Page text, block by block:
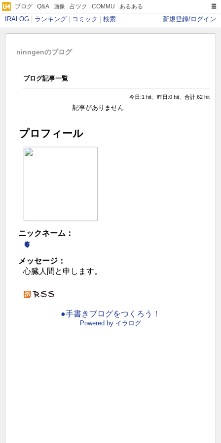
ブログ Q&A| 画像 占ツク COMMU あるある
IRALOG ランキング コミック 検索 新規登録/ログイン
ninngenのブログ
ブログ記事一覧
今日:1 hit、昨日:0 hit、合計:62 hit
記事がありません
プロフィール
ニックネーム：
🫀
メッセージ：
心臓人間と申します。
●手書きブログをつくろう！
Powered by イラログ